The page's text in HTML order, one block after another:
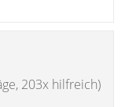
203x hilfreich)